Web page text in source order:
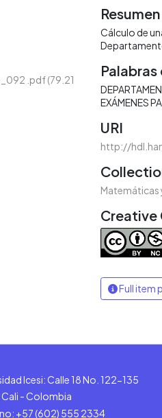
.pdf(79.21
Resumen
Cálculo de
Palabras
EXÁMENES
URI
http://
Matemáticas
Creative
Full item
Icesi: Calle 18 No. 122-135
Cali - Colombia
+57 (602) 555 2334